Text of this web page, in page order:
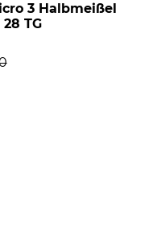
3 Halbmeißel
28 TG